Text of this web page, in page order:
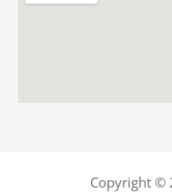
Copyright ©